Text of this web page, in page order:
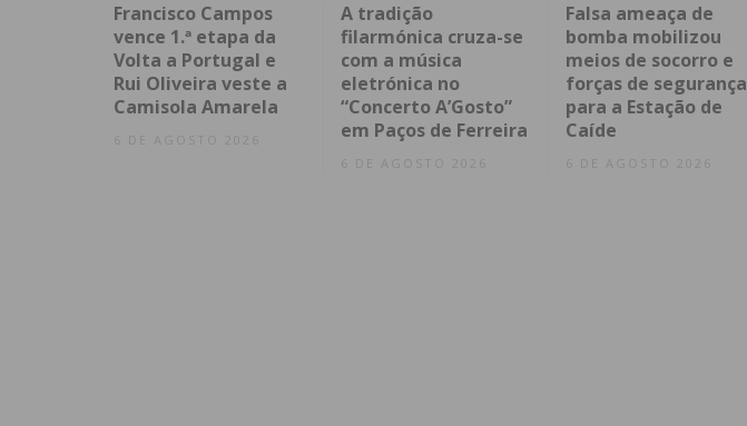
Francisco Campos
vence 1.ª etapa da
Volta a Portugal e
Rui Oliveira veste a
Camisola Amarela
6 DE AGOSTO 2026
A tradição
filarmónica cruza-se
com a música
eletrónica no
“Concerto A’Gosto”
em Paços de Ferreira
6 DE AGOSTO 2026
Falsa ameaça de
bomba mobilizou
meios de socorro e
forças de segurança
para a Estação de
Caíde
6 DE AGOSTO 2026